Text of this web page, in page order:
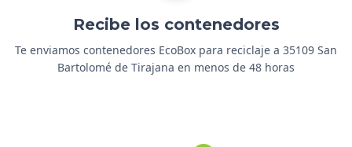
Recibe los contenedores
Te enviamos contenedores EcoBox para reciclaje a 35109 San
Bartolomé de Tirajana en menos de 48 horas